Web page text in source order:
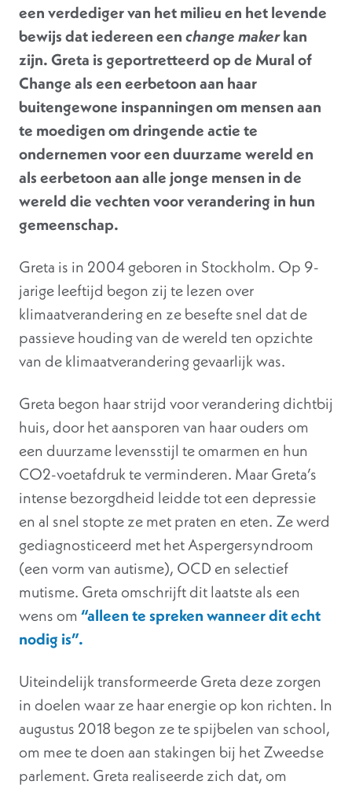
een verdediger van het milieu en het levende
bewijs dat iedereen eenchange makerkan
zijn. Greta is geportretteerd op de Mural of
Change als een eerbetoon aan haar
buitengewone inspanningen om mensen aan
te moedigen om dringende actie te
ondernemen voor een duurzame wereld en
als eerbetoon aan alle jonge mensen in de
wereld die vechten voor verandering in hun
gemeenschap.
Greta is in 2004 geboren in Stockholm. Op 9-
jarige leeftijd begon zij te lezen over
klimaatverandering en ze besefte snel dat de
passieve houding van de wereld ten opzichte
van de klimaatverandering gevaarlijk was.
Greta begon haar strijd voor verandering dichtbij
huis, door het aansporen van haar ouders om
een duurzame levensstijl te omarmen en hun
CO2-voetafdruk te verminderen. Maar Greta’s
intense bezorgdheid leidde tot een depressie
en al snel stopte ze met praten en eten. Ze werd
gediagnosticeerd met het Aspergersyndroom
(een vorm van autisme), OCD en selectief
mutisme. Greta omschrijft dit laatste als een
wens om“alleen te spreken wanneer dit echt
nodig is”.
Uiteindelijk transformeerde Greta deze zorgen
in doelen waar ze haar energie op kon richten. In
augustus 2018 begon ze te spijbelen van school,
om mee te doen aan stakingen bij het Zweedse
parlement. Greta realiseerde zich dat, om